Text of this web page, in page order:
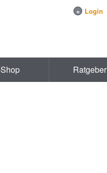
+ Login
Ratgeber